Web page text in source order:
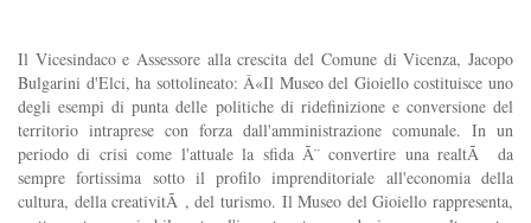
Il Vicesindaco e Assessore alla crescita del Comune di Vicenza, Jacopo
Bulgarini d'Elci, ha sottolineato: Â«Il Museo del Gioiello costituisce uno
degli esempi di punta delle politiche di ridefinizione e conversione del
territorio intraprese con forza dall'amministrazione comunale. In un
periodo di crisi come l'attuale la sfida Ã¨ convertire una realtÃ da
sempre fortissima sotto il profilo imprenditoriale all'economia della
cultura, della creativitÃ , del turismo. Il Museo del Gioiello rappresenta,